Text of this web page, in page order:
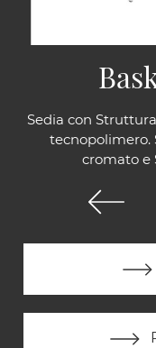
Sedia con
tecnopolimero.
cromato e